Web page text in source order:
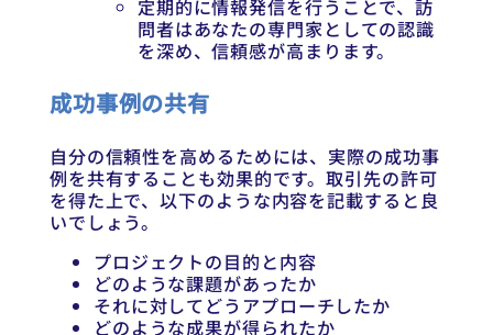
定期的に情報発信を行うことで、訪
問者はあなたの専門家としての認識
を深め、信頼感が高まります。
成功事例の共有
自分の信頼性を高めるためには、実際の成功事
例を共有することも効果的です。取引先の許可
を得た上で、以下のような内容を記載すると良
いでしょう。
プロジェクトの目的と内容
どのような課題があったか
それに対してどうアプローチしたか
どのような成果が得られたか